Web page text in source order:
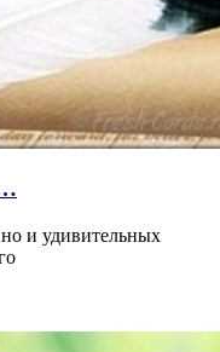
и удивительных